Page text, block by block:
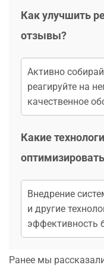
Как улучшить
отзывы?
Активно
реагируйте на
качественное
Какие
Внедрение
и другие
эффективность
Ранее мы